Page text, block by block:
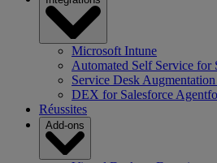
Microsoft Intune
Automated Self Service for
Service Desk
DEX for Salesforce
Réussites
Add-ons